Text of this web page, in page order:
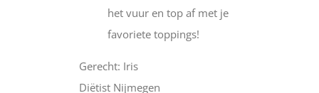
het vuur en top af met je
favoriete toppings!
Gerecht: Iris
Diëtist Nijmegen